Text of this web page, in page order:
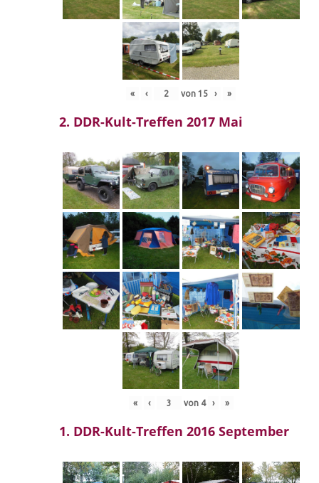
« ‹ von 15 › »
2. DDR-Kult-Treffen 2017 Mai
« ‹ von 4 › »
1. DDR-Kult-Treffen 2016 September